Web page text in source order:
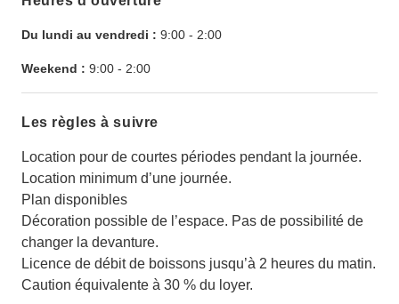
Du lundi au vendredi : 9:00 - 2:00
Weekend : 9:00 - 2:00
Les règles à suivre
Location pour de courtes périodes pendant la journée.
Location minimum d’une journée.
Plan disponibles
Décoration possible de l’espace. Pas de possibilité de
changer la devanture.
Licence de débit de boissons jusqu’à 2 heures du matin.
Caution équivalente à 30 % du loyer.